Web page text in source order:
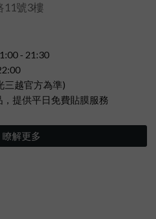
11號3樓
- 21:30
三越官方為準)
提供平日免費貼膜服務
瞭解更多